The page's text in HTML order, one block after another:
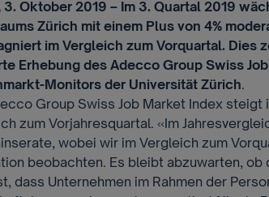
3. Oktober 2019 – Im 3. Quartal 2019
Zürich mit einem Plus von 4%
im Vergleich zum Vorquartal. Dies
Erhebung des Adecco Group Swiss
Monitors der Universität Zürich.
Group Swiss Job Market Index steigt
zum Vorjahresquartal. «Im
wobei wir im Vergleich zum
beobachten. Es bleibt abzuwarten,
dass Unternehmen im Rahmen der